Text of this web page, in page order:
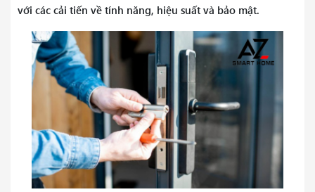
với các cải tiến về tính năng, hiệu suất và bảo mật.